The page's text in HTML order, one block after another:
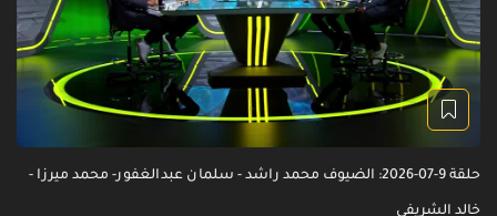
حلقة 9-07-2026: الضيوف محمد راشد - سلمان عبدالغفور- محمد ميرزا -
خالد الشريفي